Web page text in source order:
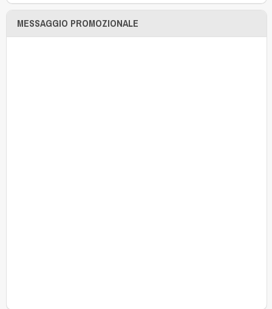
MESSAGGIO PROMOZIONALE